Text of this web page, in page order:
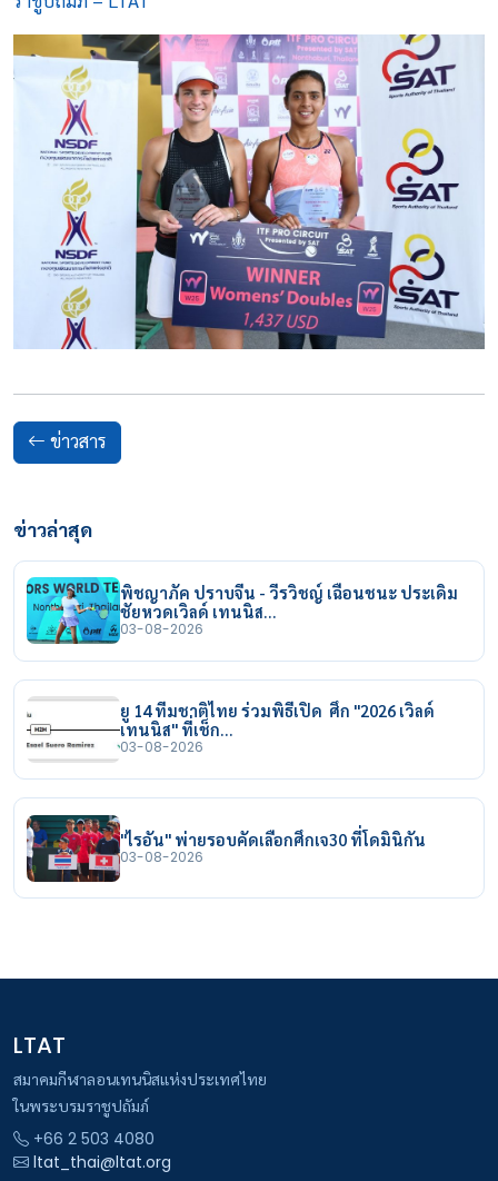
ข่าวสาร
ข่าวล่าสุด
พิชญาภัค ปราบจีน - วีรวิชญ์ เฉือนชนะ ประเดิม
ชัยหวดเวิลด์ เทนนิส…
03-08-2026
ยู 14 ทีมชาติไทย ร่วมพิธีเปิด ศึก "2026 เวิลด์
เทนนิส" ที่เช็ก…
03-08-2026
"ไรอัน" พ่ายรอบคัดเลือกศึกเจ30 ที่โดมินิกัน
03-08-2026
LTAT
สมาคมกีฬาลอนเทนนิสแห่งประเทศไทย
ในพระบรมราชูปถัมภ์
+66 2 503 4080
ltat_thai@ltat.org